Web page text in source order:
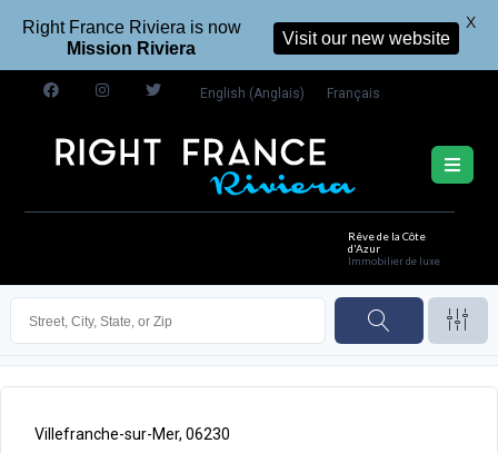
English (Anglais) Français
Rêve de la Côte
d'Azur
Immobilier de luxe
Villefranche-sur-Mer, 06230
Right France Riviera is now
Mission Riviera
Visit our new website
X